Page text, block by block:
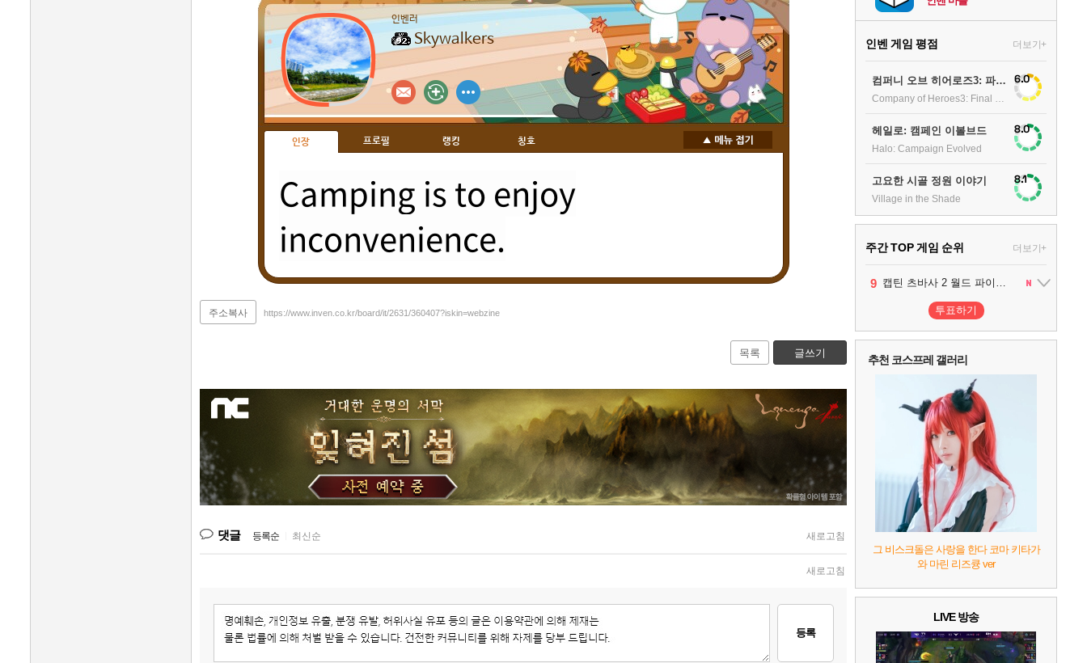
인벤러
Skywalkers
인장 프로필 랭킹 칭호
Camping is to enjoy
inconvenience.
주소복사 https://www.inven.co.kr/board/it/2631/360407?iskin=webzine
목록 글쓰기
댓글 등록순 최신순 새로고침
새로고침
등록
인벤 게임 평점 더보기+
컴퍼니 오브 히어로즈3: 파이널 스탠드 6.0
헤일로: 캠페인 이볼브드
Halo: Campaign Evolved
8.0
고요한 시골 정원 이야기
Village in the Shade
8.1
주간 TOP 게임 순위 더보기+
1 팰월드
2 어쌔신 크리드: 블랙 플래그 리싱크드 1
3 프로야구스피리츠2026 2
4 드래곤소드 : 어웨이크닝 2
5 블라인드 삼국 1
6 그랑블루 판타지 리링크 - 엔드리스 라그나로크 1
7 리듬 천국 미라클 스타즈 2
8 헤일로: 캠페인 이볼브드 2
9 캡틴 츠바사 2 월드 파이터즈
10 레고 배트맨: 레거시 오브 더 다크 나이트
투표하기
추천 코스프레 갤러리
그 비스크돌은 사랑을 한다 코마 키타가
와 마린 리즈큥 ver
LIVE 방송